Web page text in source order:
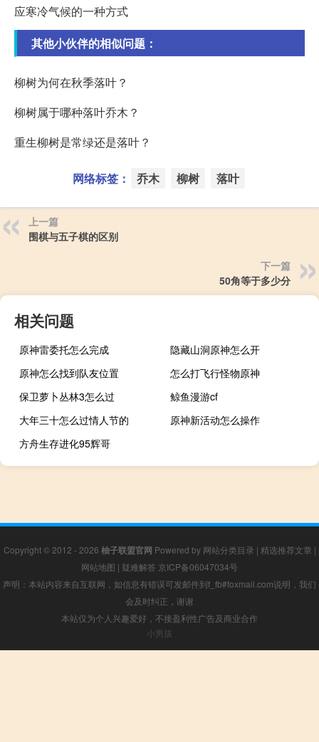
应寒冷气候的一种方式
其他小伙伴的相似问题：
柳树为何在秋季落叶？
柳树属于哪种落叶乔木？
重生柳树是常绿还是落叶？
网络标签： 乔木 柳树 落叶
上一篇
围棋与五子棋的区别
下一篇
50角等于多少分
相关问题
原神雷委托怎么完成
隐藏山洞原神怎么开
原神怎么找到队友位置
怎么打飞行怪物原神
保卫萝卜丛林3怎么过
鲸鱼漫游cf
大年三十怎么过情人节的
原神新活动怎么操作
方舟生存进化95辉哥
Copyright © 2012 - 2026 柚子联盟官网 Powered by 网站分类目录 | 精选推荐文章 |
网站地图 | 疑难解答 京ICP备06047034号
声明：本站内容来自互联网，如信息有错误可发邮件到f_fb#foxmail.com说明，我们
会及时纠正，谢谢
本站仅为个人兴趣爱好，不接盈利性广告及商业合作
小男孩